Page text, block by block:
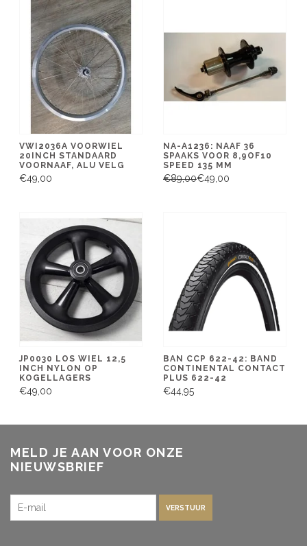
VWI2036A VOORWIEL
20INCH STANDAARD
VOORNAAF, ALU VELG
€49,00
NA-A1236: NAAF 36
SPAAKS VOOR 8,9OF10
SPEED 135 MM
€89,00€49,00
JP0030 LOS WIEL 12,5
INCH NYLON OP
KOGELLAGERS
€49,00
BAN CCP 622-42: BAND
CONTINENTAL CONTACT
PLUS 622-42
€44,95
MELD JE AAN VOOR ONZE
NIEUWSBRIEF
VERSTUUR